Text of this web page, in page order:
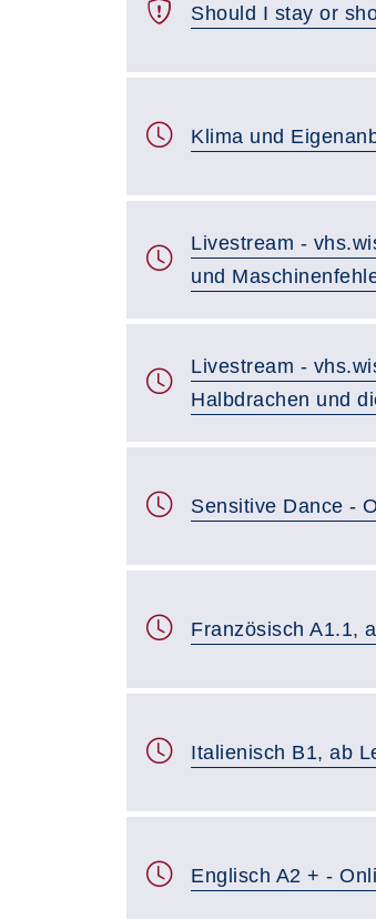
Should I stay or
Klima und
Livestream -
und
Livestream -
Halbdrachen und
Sensitive Dance -
Französisch A1.1,
Italienisch B1, ab
Englisch A2 + -